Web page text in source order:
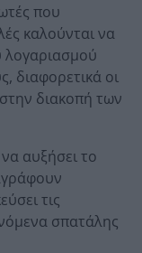
που
καλούνται να
διαφορετικά οι
διακοπή των
αυξήσει το
τις
σπατάλης